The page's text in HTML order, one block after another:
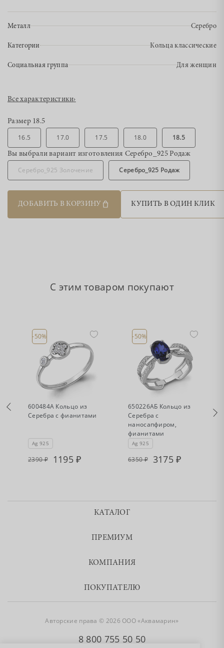
Металл Серебро
Категории Кольца классические
Социальная группа Для женщин
Все характеристики›
Размер 18.5
16.5 17.0 17.5 18.0 18.5
Вы выбрали вариант изготовления Серебро_925 Родаж
Серебро_925 Золочение Серебро_925 Родаж
ДОБАВИТЬ В КОРЗИНУ КУПИТЬ В ОДИН КЛИК
С этим товаром покупают
-50%
Есть в наличии
600484А Кольцо из
Серебра с фианитами
Ag 925
2390 1195
-50%
Есть в наличии
650226АБ Кольцо из
Серебра с
наносапфиром,
фианитами
Ag 925
6350 3175
КАТАЛОГ
ПРЕМИУМ
КОМПАНИЯ
ПОКУПАТЕЛЮ
Авторские права © 2026 ООО «Аквамарин»
8 800 755 50 50